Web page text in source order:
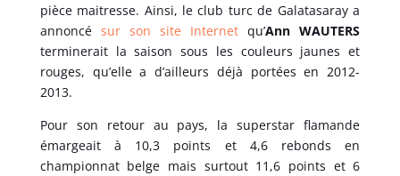
pièce maitresse. Ainsi, le club turc de Galatasaray a
annoncé sur son site Internet qu’Ann WAUTERS
terminerait la saison sous les couleurs jaunes et
rouges, qu’elle a d’ailleurs déjà portées en 2012-
2013.
Pour son retour au pays, la superstar flamande
émargeait à 10,3 points et 4,6 rebonds en
championnat belge mais surtout 11,6 points et 6